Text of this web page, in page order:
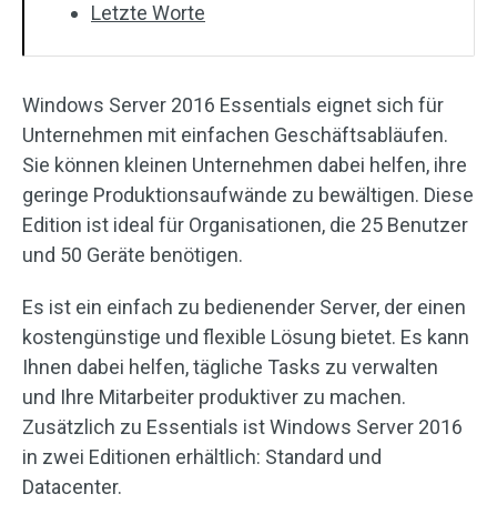
Letzte Worte
Windows Server 2016 Essentials eignet sich für
Unternehmen mit einfachen Geschäftsabläufen.
Sie können kleinen Unternehmen dabei helfen, ihre
geringe Produktionsaufwände zu bewältigen. Diese
Edition ist ideal für Organisationen, die 25 Benutzer
und 50 Geräte benötigen.
Es ist ein einfach zu bedienender Server, der einen
kostengünstige und flexible Lösung bietet. Es kann
Ihnen dabei helfen, tägliche Tasks zu verwalten
und Ihre Mitarbeiter produktiver zu machen.
Zusätzlich zu Essentials ist Windows Server 2016
in zwei Editionen erhältlich: Standard und
Datacenter.